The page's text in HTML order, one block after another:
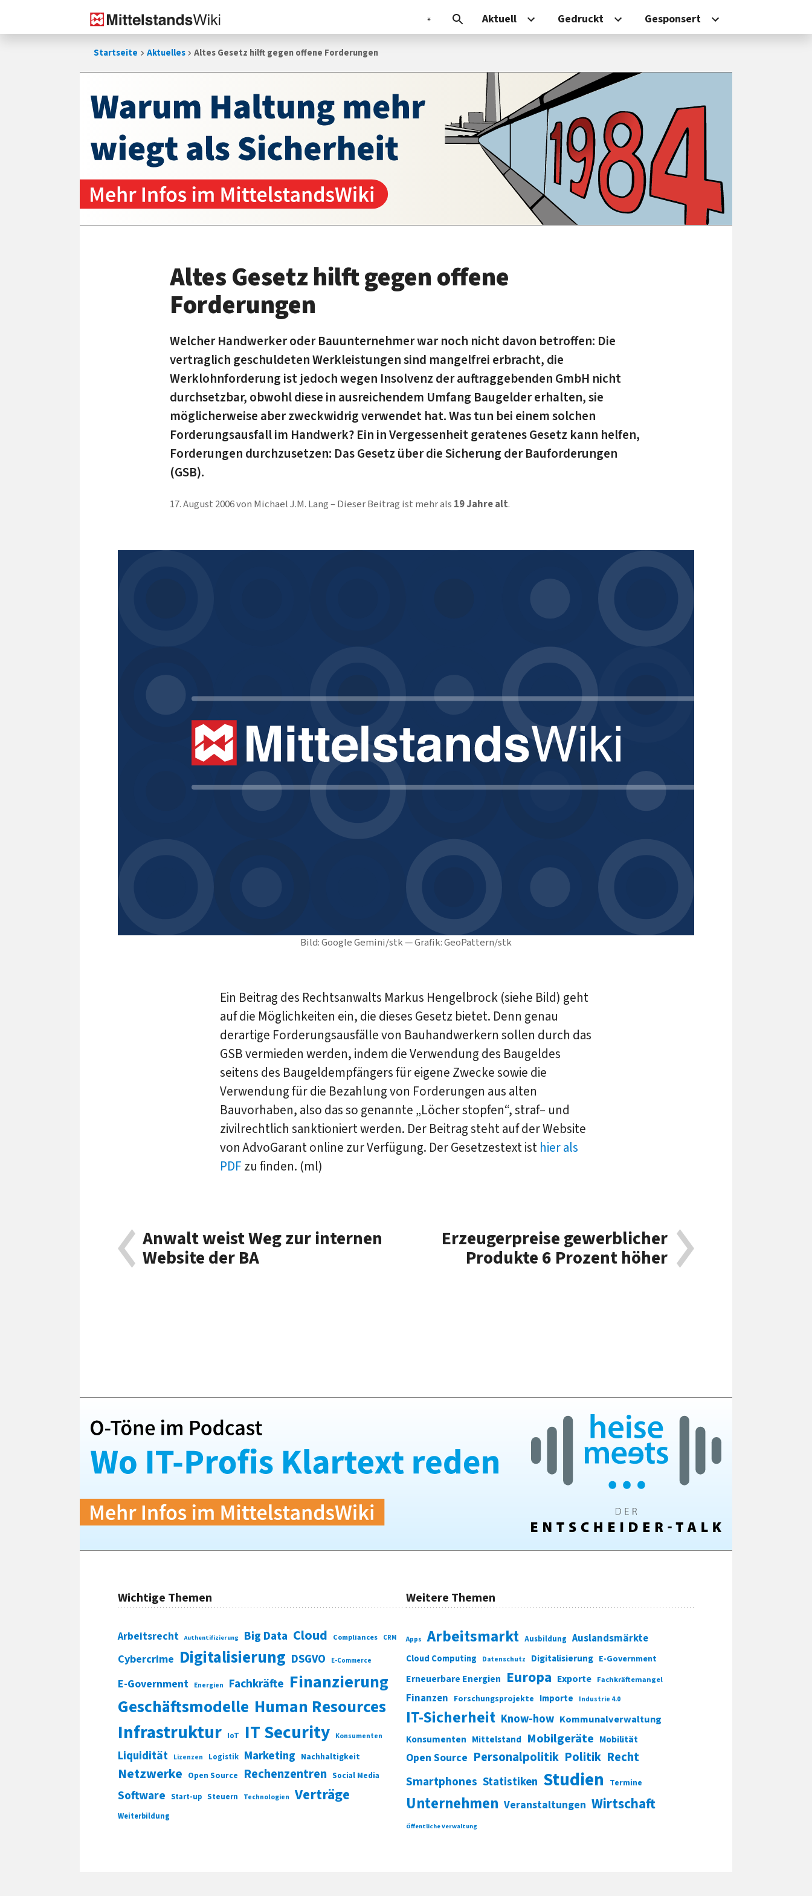
Aktuell Gedruckt Gesponsert
Startseite Aktuelles Altes Gesetz hilft gegen offene Forderungen
Bild: Google Gemini/stk — Grafik: GeoPattern/stk
Altes Gesetz hilft gegen offene
Forderungen
Welcher Handwerker oder Bauunternehmer war noch nicht davon betroffen: Die
vertraglich geschuldeten Werkleistungen sind mangelfrei erbracht, die
Werklohnforderung ist jedoch wegen Insolvenz der auftraggebenden GmbH nicht
durchsetzbar, obwohl diese in ausreichendem Umfang Baugelder erhalten, sie
möglicherweise aber zweckwidrig verwendet hat. Was tun bei einem solchen
Forderungsausfall im Handwerk? Ein in Vergessenheit geratenes Gesetz kann helfen,
Forderungen durchzusetzen: Das Gesetz über die Sicherung der Bauforderungen
(GSB).
17. August 2006von Michael J.M. Lang Dieser Beitrag ist mehr als 19 Jahre alt.
Ein Beitrag des Rechtsanwalts Markus Hengelbrock (siehe Bild) geht
auf die Möglichkeiten ein, die dieses Gesetz bietet. Denn genau
derartige Forderungsausfälle von Bauhandwerkern sollen durch das
GSB vermieden werden, indem die Verwendung des Baugeldes
seitens des Baugeldempfängers für eigene Zwecke sowie die
Verwendung für die Bezahlung von Forderungen aus alten
Bauvorhaben, also das so genannte „Löcher stopfen“, straf– und
zivilrechtlich sanktioniert werden. Der Beitrag steht auf der Website
von AdvoGarant online zur Verfügung. Der Gesetzestext ist hier als
PDF zu finden. (ml)
Anwalt weist Weg zur internen
Website der BA
Erzeugerpreise gewerblicher
Produkte 6 Prozent höher
Wichtige Themen
Arbeitsrecht Authentifizierung Big Data Cloud Compliances CRM
Cybercrime Digitalisierung DSGVO E-Commerce
E-Government Energien Fachkräfte Finanzierung
Geschäftsmodelle Human Resources
Infrastruktur IoT IT Security Konsumenten
Liquidität Lizenzen Logistik Marketing Nachhaltigkeit
Netzwerke Open Source Rechenzentren Social Media
Software Start-up Steuern Technologien Verträge
Weiterbildung
Weitere Themen
Apps Arbeitsmarkt Ausbildung Auslandsmärkte
Cloud Computing Datenschutz Digitalisierung E-Government
Erneuerbare Energien Europa Exporte Fachkräftemangel
Finanzen Forschungsprojekte Importe Industrie 4.0
IT-Sicherheit Know-how Kommunalverwaltung
Konsumenten Mittelstand Mobilgeräte Mobilität
Open Source Personalpolitik Politik Recht
Smartphones Statistiken Studien Termine
Unternehmen Veranstaltungen Wirtschaft
Öffentliche Verwaltung